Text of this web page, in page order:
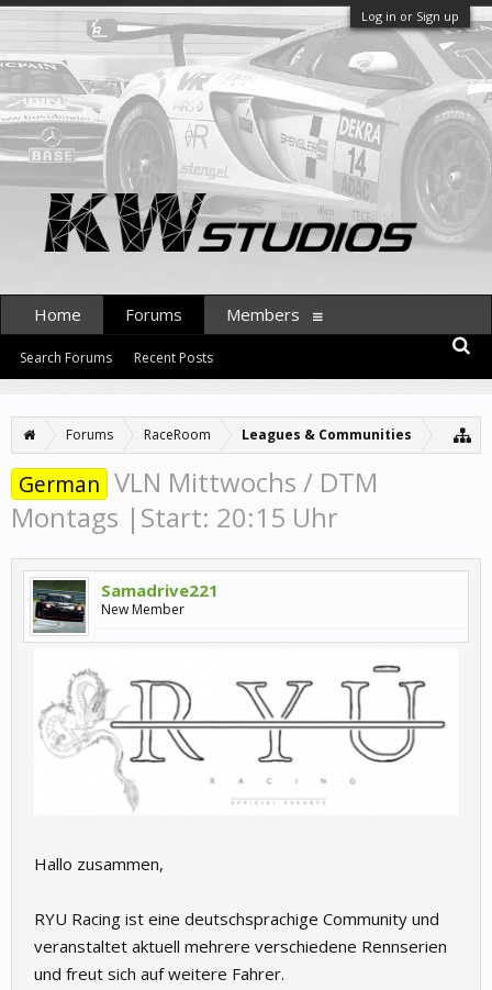
Log in or Sign up
Forums RaceRoom Leagues & Communities
German VLN Mittwochs / DTM
Montags |Start: 20:15 Uhr
Samadrive221
New Member
Hallo zusammen,
RYU Racing ist eine deutschsprachige Community und
veranstaltet aktuell mehrere verschiedene Rennserien
und freut sich auf weitere Fahrer.
Home Forums
Search Forums Recent Posts
Members